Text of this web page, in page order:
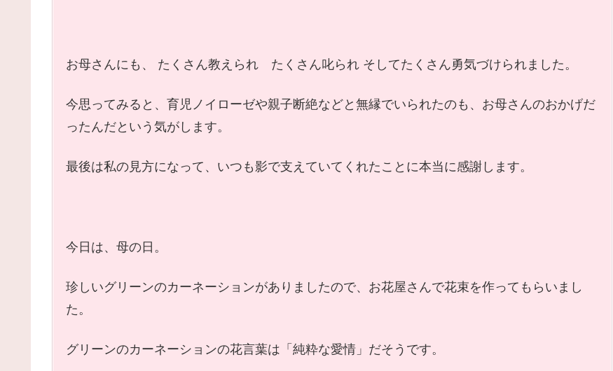
お母さんにも、 たくさん教えられ たくさん叱られ そしてたくさん勇気づけられました。
今思ってみると、育児ノイローゼや親子断絶などと無縁でいられたのも、お母さんのおかげだ
ったんだという気がします。
最後は私の見方になって、いつも影で支えていてくれたことに本当に感謝します。
今日は、母の日。
珍しいグリーンのカーネーションがありましたので、お花屋さんで花束を作ってもらいまし
た。
グリーンのカーネーションの花言葉は「純粋な愛情」だそうです。